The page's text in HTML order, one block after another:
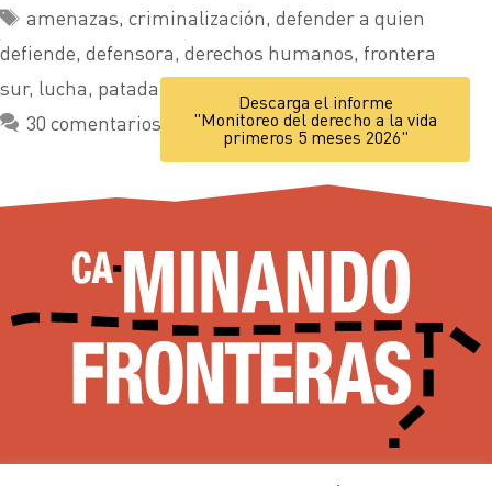
amenazas, criminalización, defender a quien
defiende, defensora, derechos humanos, frontera
sur, lucha, patada,
30 comentarios
Descarga el informe
"Monitoreo del derecho a la vida
primeros 5 meses 2026"